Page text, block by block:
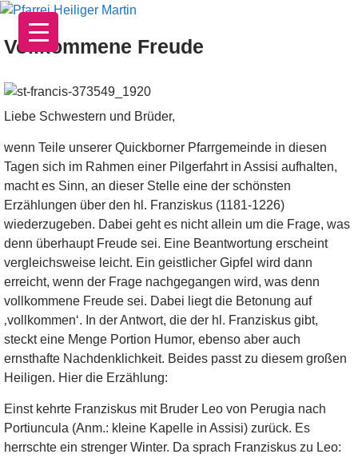
Zum
Inhalt
springen
Vollkommene Freude
Liebe Schwestern und Brüder,
wenn Teile unserer Quickborner Pfarrgemeinde in diesen
Tagen sich im Rahmen einer Pilgerfahrt in Assisi aufhalten,
macht es Sinn, an dieser Stelle eine der schönsten
Erzählungen über den hl. Franziskus (1181-1226)
wiederzugeben. Dabei geht es nicht allein um die Frage, was
denn überhaupt Freude sei. Eine Beantwortung erscheint
vergleichsweise leicht. Ein geistlicher Gipfel wird dann
erreicht, wenn der Frage nachgegangen wird, was denn
vollkommene Freude sei. Dabei liegt die Betonung auf
‚vollkommen‘. In der Antwort, die der hl. Franziskus gibt,
steckt eine Menge Portion Humor, ebenso aber auch
ernsthafte Nachdenklichkeit. Beides passt zu diesem großen
Heiligen. Hier die Erzählung:
Einst kehrte Franziskus mit Bruder Leo von Perugia nach
Portiuncula (Anm.: kleine Kapelle in Assisi) zurück. Es
herrschte ein strenger Winter. Da sprach Franziskus zu Leo: